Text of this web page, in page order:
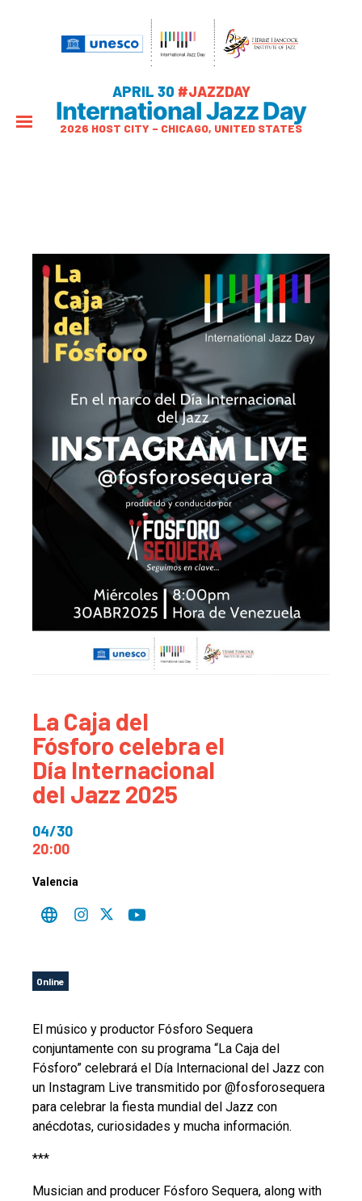
APRIL 30 #JAZZDAY
International Jazz Day
2026 HOST CITY – CHICAGO, UNITED STATES
La Caja del
Fósforo celebra el
Día Internacional
del Jazz 2025
04/30
20:00
Valencia
Online
El músico y productor Fósforo Sequera
conjuntamente con su programa “La Caja del
Fósforo” celebrará el Día Internacional del Jazz con
un Instagram Live transmitido por @fosforosequera
para celebrar la fiesta mundial del Jazz con
anécdotas, curiosidades y mucha información.
***
Musician and producer Fósforo Sequera, along with